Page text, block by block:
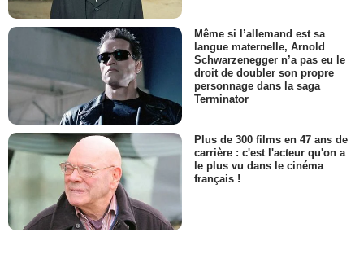
Même si l’allemand est sa
langue maternelle, Arnold
Schwarzenegger n’a pas eu le
droit de doubler son propre
personnage dans la saga
Terminator
Plus de 300 films en 47 ans de
carrière : c'est l'acteur qu'on a
le plus vu dans le cinéma
français !